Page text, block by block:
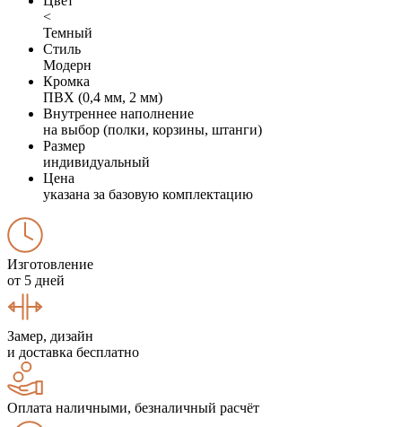
<
Темный
Стиль
Модерн
Кромка
ПВХ (0,4 мм, 2 мм)
Внутреннее наполнение
на выбор (полки, корзины, штанги)
Размер
индивидуальный
Цена
указана за базовую комплектацию
Изготовление
от 5 дней
Замер, дизайн
и доставка бесплатно
Оплата наличными, безналичный расчёт